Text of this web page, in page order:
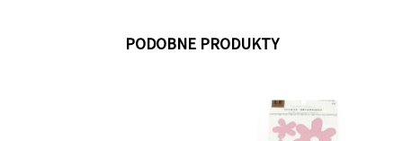
PODOBNE PRODUKTY